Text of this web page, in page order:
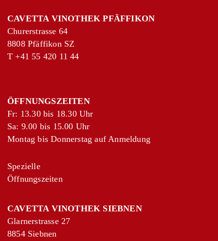
CAVETTA VINOTHEK PFÄFFIKON
Churerstrasse 64
8808 Pfäffikon SZ
T +41 55 420 11 44
ÖFFNUNGSZEITEN
Fr: 13.30 bis 18.30 Uhr
Sa: 9.00 bis 15.00 Uhr
Montag bis Donnerstag auf Anmeldung
Spezielle
Öffnungszeiten
CAVETTA VINOTHEK SIEBNEN
Glarnerstrasse 27
8854 Siebnen